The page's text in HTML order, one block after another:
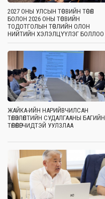
2027 ОНЫ УЛСЫН ТӨСВИЙН ТӨСӨЛ
БОЛОН 2026 ОНЫ ТӨСВИЙН
ТОДОТГОЛЫН ТӨСЛИЙН ОЛОН
НИЙТИЙН ХЭЛЭЛЦҮҮЛЭГ БОЛЛОО
ЖАЙКА-ИЙН НАРИЙВЧИЛСАН
ТӨЛӨВЛӨЛТИЙН СУДАЛГААНЫ БАГИЙН
ТӨЛӨӨЛӨГЧИДТЭЙ УУЛЗЛАА